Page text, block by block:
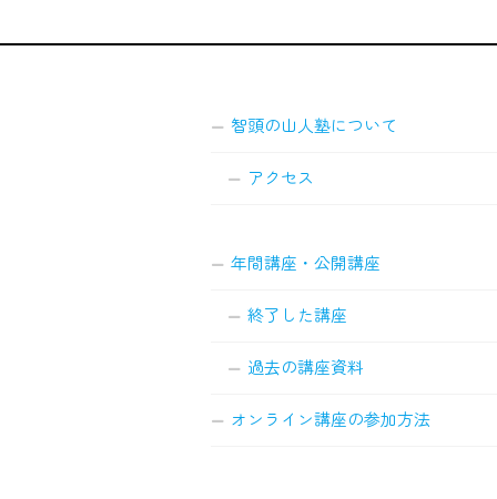
智頭の山人塾について
アクセス
年間講座・公開講座
終了した講座
過去の講座資料
オンライン講座の参加方法